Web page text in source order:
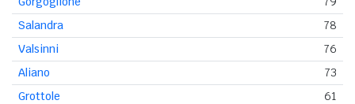
Salandra
78
Valsinni
76
Aliano
73
Grottole
61